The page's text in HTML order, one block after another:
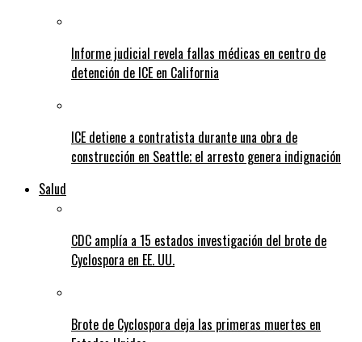
Informe judicial revela fallas médicas en centro de
detención de ICE en California
ICE detiene a contratista durante una obra de
construcción en Seattle; el arresto genera indignación
Salud
CDC amplía a 15 estados investigación del brote de
Cyclospora en EE. UU.
Brote de Cyclospora deja las primeras muertes en